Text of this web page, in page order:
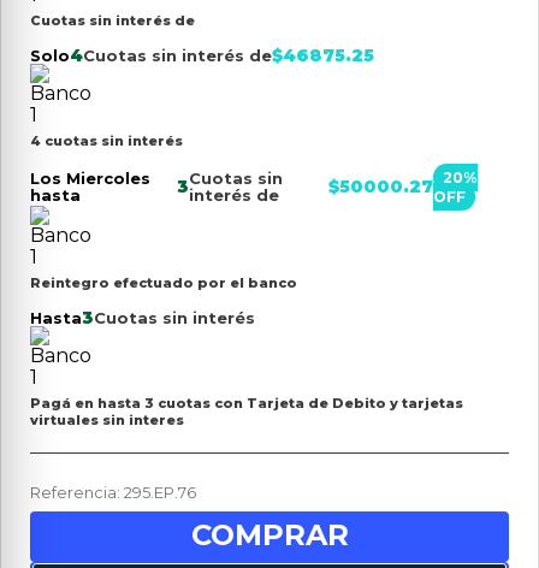
Cuotas sin interés de
Solo4Cuotas sin interés de$46875.25
4 cuotas sin interés
Los Miercoles
hasta
3Cuotas sin
interés de
$50000.27 20%
OFF
Reintegro efectuado por el banco
Hasta3Cuotas sin interés
Pagá en hasta 3 cuotas con Tarjeta de Debito y tarjetas
virtuales sin interes
Referencia: 295.EP.76
COMPRAR